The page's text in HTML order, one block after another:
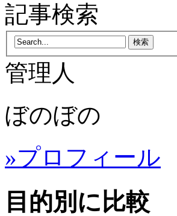
記事検索
管理人
ぼのぼの
»プロフィール
目的別に比較